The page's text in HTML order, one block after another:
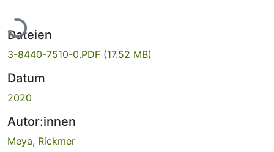
Lade...
Dateien
3-8440-7510-0.PDF (17.52 MB)
Datum
2020
Autor:innen
Meya, Rickmer